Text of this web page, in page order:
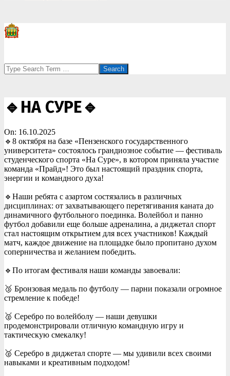
Search
🔹️НА СУРЕ🔹️
On: 16.10.2025
🔹️8 октября на базе «Пензенского государственного
университета» состоялось грандиозное событие — фестиваль
студенческого спорта «На Суре», в котором приняла участие
команда «Прайд»! Это был настоящий праздник спорта,
энергии и командного духа!
🔹️Наши ребята с азартом состязались в различных
дисциплинах: от захватывающего перетягивания каната до
динамичного футбольного поединка. Волейбол и панно
футбол добавили еще больше адреналина, а диджетал спорт
стал настоящим открытием для всех участников! Каждый
матч, каждое движение на площадке было пропитано духом
соперничества и желанием победить.
🔹️По итогам фестиваля наши команды завоевали:
🥉 Бронзовая медаль по футболу — парни показали огромное
стремление к победе!
🥈 Серебро по волейболу — наши девушки
продемонстрировали отличную командную игру и
тактическую смекалку!
🥈 Серебро в диджетал спорте — мы удивили всех своими
навыками и креативным подходом!